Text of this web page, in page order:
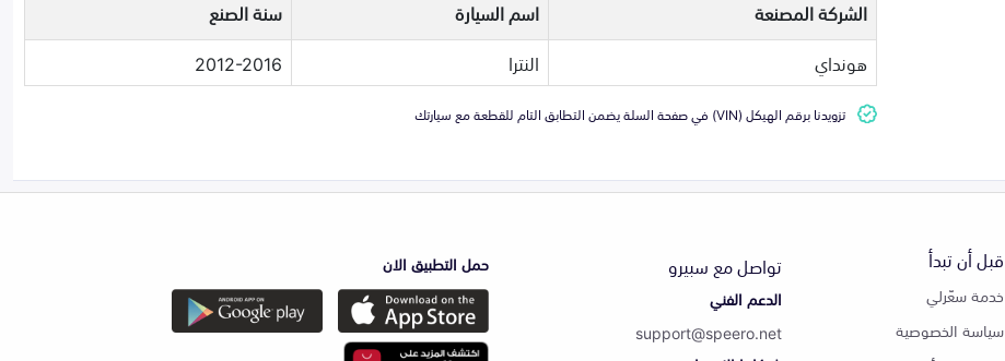
الشركة المصنعة اسم السيارة
سنة الصنع
هونداي
النترا 2012-2016
تزويدنا برقم الهيكل (VIN) في صفحة السلة يضمن التطابق التام للقطعة مع سيارتك
قبل أن تبدأ
خدمة سعّرلي
سياسة الخصوصية
تواصل مع سبيرو
الدعم الفني
support@speero.net
حمل التطبيق الان